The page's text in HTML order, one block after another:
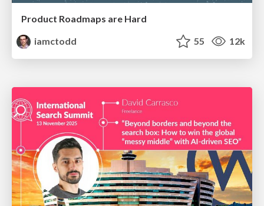
Product Roadmaps are Hard
iamctodd
55 12k